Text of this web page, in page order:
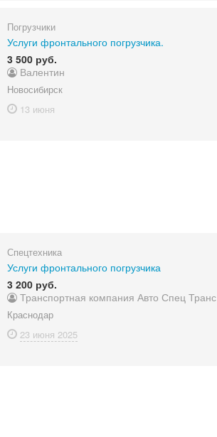
Погрузчики
Услуги фронтального погрузчика.
3 500 руб.
Валентин
Новосибирск
13 июня
Спецтехника
Услуги фронтального погрузчика
3 200 руб.
Транспортная компания Авто Спец Транс
Краснодар
23 июня 2025